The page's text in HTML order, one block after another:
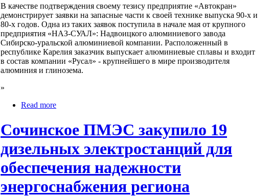
В качестве подтверждения своему тезису предприятие «Автокран»
демонстрирует заявки на запасные части к своей технике выпуска 90-х и
80-х годов. Одна из таких заявок поступила в начале мая от крупного
предприятия «НАЗ-СУАЛ»: Надвоицкого алюминиевого завода
Сибирско-уральской алюминиевой компании. Расположенный в
республике Карелия заказчик выпускает алюминиевые сплавы и входит
в состав компании «Русал» - крупнейшего в мире производителя
алюминия и глинозема.
»
Read more
Сочинское ПМЭС закупило 19
дизельных электростанций для
обеспечения надежности
энергоснабжения региона